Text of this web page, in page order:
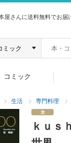
屋さんに送料無料でお届
コミック
生活 専門料理
ｋｕｓ